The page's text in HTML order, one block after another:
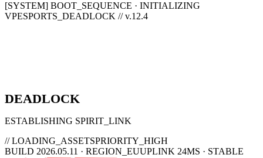
[SYSTEM] BOOT_SEQUENCE · INITIALIZING
VPESPORTS_DEADLOCK // v.12.4
DEADLOCK
ESTABLISHING SPIRIT_LINK
// LOADING_ASSETSPRIORITY_HIGH
BUILD 2026.05.11 · REGION_EUUPLINK 24MS · STABLE